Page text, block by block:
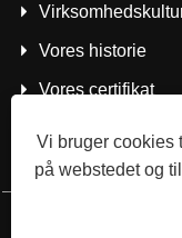
Vores historie
Vores certifikat
Vi bruger cookies
på webstedet og